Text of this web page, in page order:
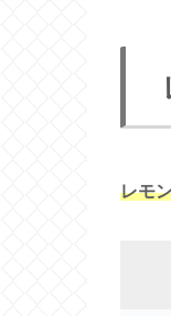
レモ